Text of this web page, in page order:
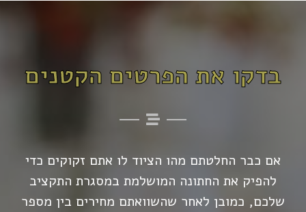
בדקו את הפרטים הקטנים
אם כבר החלטתם מהו הציוד לו אתם זקוקים כדי
להפיק את החתונה המושלמת במסגרת התקציב
שלכם, כמובן לאחר שהשוואתם מחירים בין מספר